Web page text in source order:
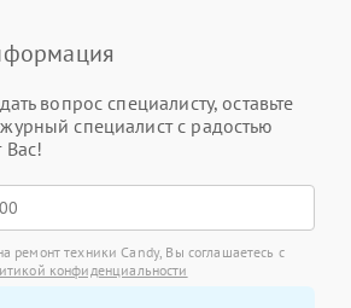
вопрос специалисту, оставьте
специалист с радостью
Вас!
ремонт техники Candy, Вы соглашаетесь с
конфиденциальности